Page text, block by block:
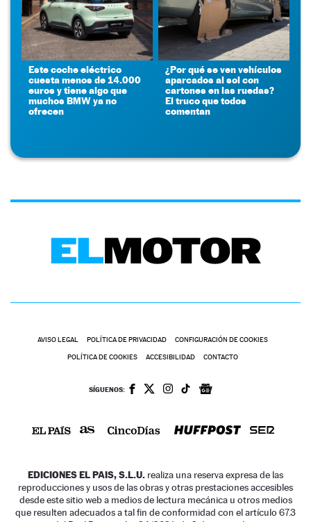
Este coche eléctrico
cuesta menos de 14.000
euros y tiene algo que
muchos BMW ya no
ofrecen
¿Por qué se ven vehículos
aparcados al sol con
cartones en las ruedas?
El truco que todos
comentan
AVISO LEGAL POLÍTICA DE PRIVACIDAD CONFIGURACIÓN DE COOKIES
POLÍTICA DE COOKIES ACCESIBILIDAD CONTACTO
SÍGUENOS:
EDICIONES EL PAIS, S.L.U. realiza una reserva expresa de las
reproducciones y usos de las obras y otras prestaciones accesibles
desde este sitio web a medios de lectura mecánica u otros medios
que resulten adecuados a tal fin de conformidad con el artículo 67.3